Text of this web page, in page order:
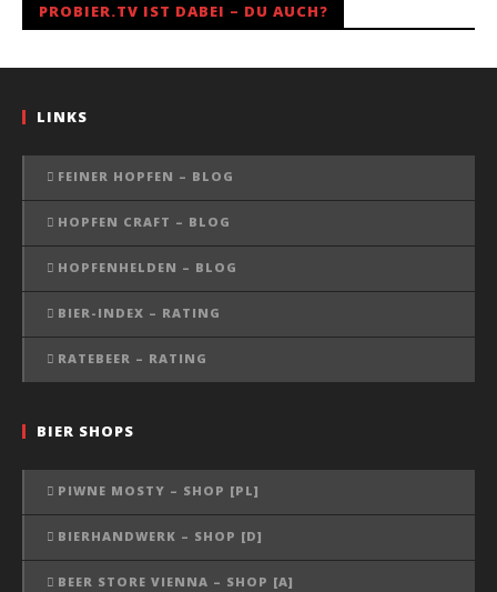
PROBIER.TV IST DABEI – DU AUCH?
LINKS
FEINER HOPFEN – BLOG
HOPFEN CRAFT – BLOG
HOPFENHELDEN – BLOG
BIER-INDEX – RATING
RATEBEER – RATING
BIER SHOPS
PIWNE MOSTY – SHOP [PL]
BIERHANDWERK – SHOP [D]
BEER STORE VIENNA – SHOP [A]